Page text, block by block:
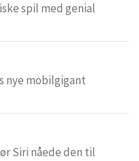
spil med genial
nye mobilgigant
Siri nåede den til